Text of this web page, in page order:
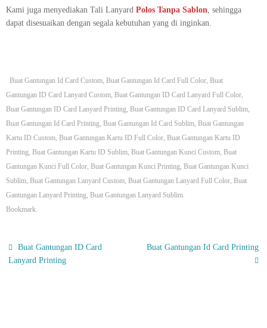
Kami juga menyediakan Tali Lanyard Polos Tanpa Sablon, sehingga
dapat disesuaikan dengan segala kebutuhan yang di inginkan.
Buat Gantungan Id Card Custom Buat Gantungan Id Card Full Color Buat
Gantungan ID Card Lanyard Custom Buat Gantungan ID Card Lanyard Full Color
Buat Gantungan ID Card Lanyard Printing Buat Gantungan ID Card Lanyard Sublim
Buat Gantungan Id Card Printing Buat Gantungan Id Card Sublim Buat Gantungan
Kartu ID Custom Buat Gantungan Kartu ID Full Color Buat Gantungan Kartu ID
Printing Buat Gantungan Kartu ID Sublim Buat Gantungan Kunci Custom Buat
Gantungan Kunci Full Color Buat Gantungan Kunci Printing Buat Gantungan Kunci
Sublim Buat Gantungan Lanyard Custom Buat Gantungan Lanyard Full Color Buat
Gantungan Lanyard Printing Buat Gantungan Lanyard Sublim
Bookmark
Buat Gantungan ID Card
Lanyard Printing
Buat Gantungan Id Card Printing